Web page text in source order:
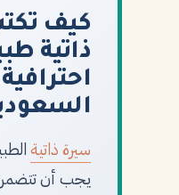
كيف
ذاتية
السعودية
سيرة ذاتية
يجب أن